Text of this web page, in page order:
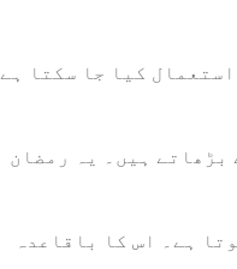
کیا جا سکتا ہے
ہیں۔ یہ رمضان
ہے۔ اس کا باقاعدہ